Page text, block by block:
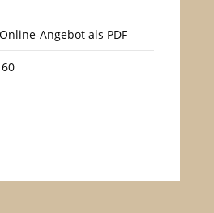
Online-Angebot als PDF